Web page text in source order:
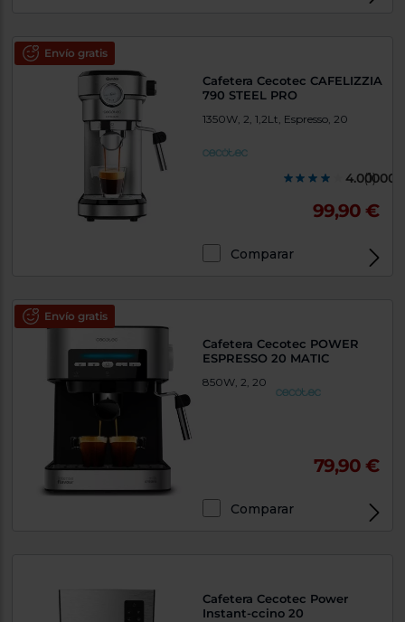
Envío gratis
Cafetera Cecotec CAFELIZZIA
790 STEEL PRO
1350W, 2, 1,2Lt, Espresso, 20
(1)
99,90 €
Comparar
Envío gratis
Cafetera Cecotec POWER
ESPRESSO 20 MATIC
850W, 2, 20
79,90 €
Comparar
Cafetera Cecotec Power
Instant-ccino 20